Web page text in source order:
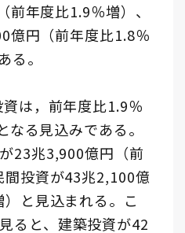
年度比1.9％増）、
億円（前年度比1.8％
る。
は，前年度比1.9％
る見込みである。
23兆3,900億円（前
投資が43兆2,100億
と見込まれる。こ
ると、建築投資が42